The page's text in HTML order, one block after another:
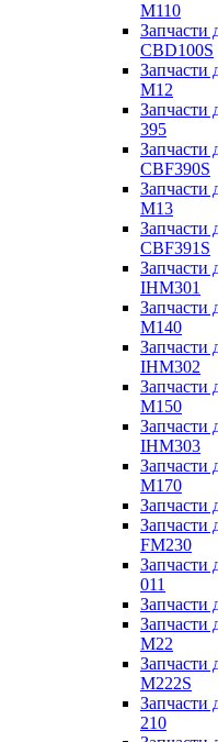
M110
Запчасти
CBD100S
Запчасти
M12
Запчасти
395
Запчасти
CBF390S
Запчасти
M13
Запчасти
CBF391S
Запчасти
IHM301
Запчасти
M140
Запчасти
IHM302
Запчасти
M150
Запчасти
IHM303
Запчасти
M170
Запчасти
Запчасти
FM230
Запчасти
011
Запчасти
Запчасти
M22
Запчасти
M222S
Запчасти
210